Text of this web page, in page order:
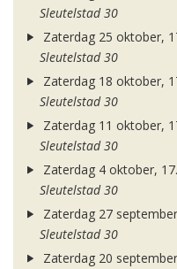
Sleutelstad 30
Zaterdag 25 oktober,
Sleutelstad 30
Zaterdag 18 oktober,
Sleutelstad 30
Zaterdag 11 oktober,
Sleutelstad 30
Zaterdag 4 oktober,
Sleutelstad 30
Zaterdag 27
Sleutelstad 30
Zaterdag 20